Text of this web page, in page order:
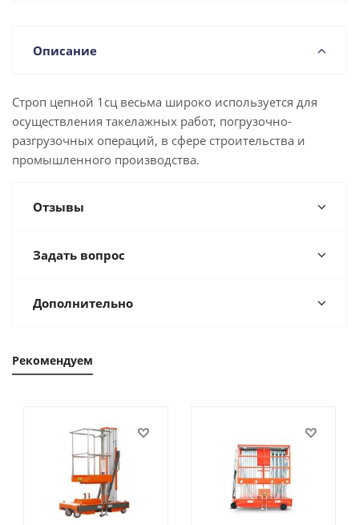
Описание
Строп цепной 1сц весьма широко используется для
осуществления такелажных работ, погрузочно-
разгрузочных операций, в сфере строительства и
промышленного производства.
Отзывы
Задать вопрос
Дополнительно
Рекомендуем